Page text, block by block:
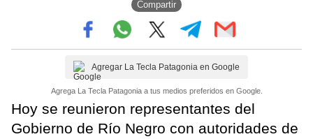
Compartir
Agregar La Tecla Patagonia en Google
Agrega La Tecla Patagonia a tus medios preferidos en Google.
Hoy se reunieron representantes del
Gobierno de Río Negro con autoridades de